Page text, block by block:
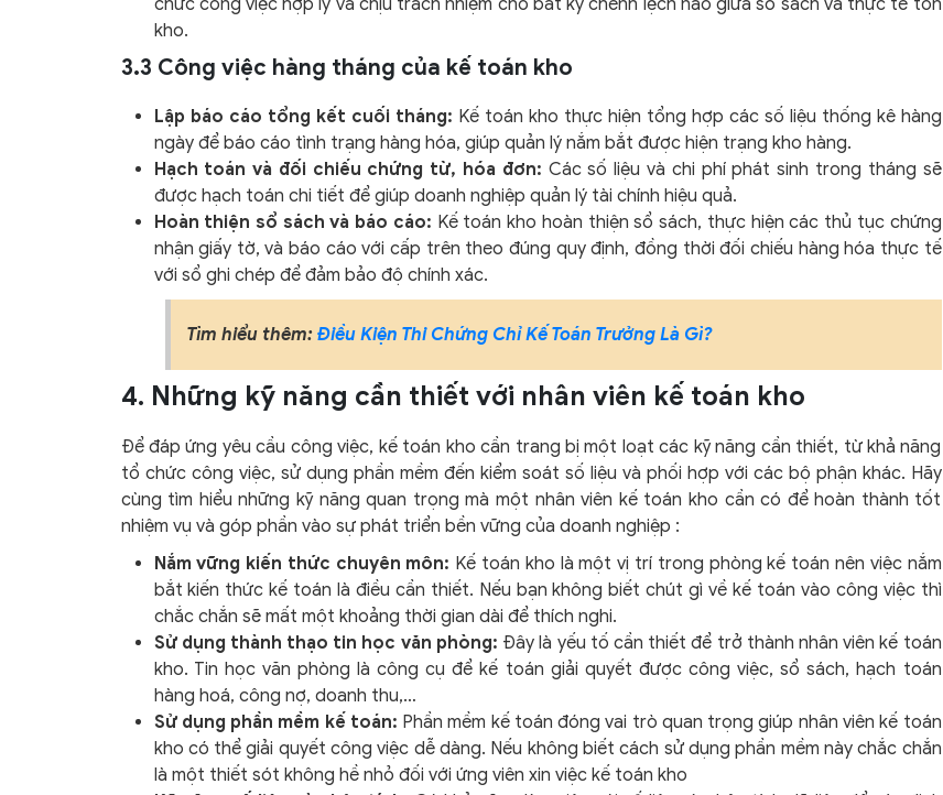
chức công việc hợp lý và chịu trách nhiệm cho bất kỳ chênh lệch nào giữa sổ sách và thực tế tồn
kho.
3.3 Công việc hàng tháng của kế toán kho
Lập báo cáo tổng kết cuối tháng: Kế toán kho thực hiện tổng hợp các số liệu thống kê hàng
ngày để báo cáo tình trạng hàng hóa, giúp quản lý nắm bắt được hiện trạng kho hàng.
Hạch toán và đối chiếu chứng từ, hóa đơn: Các số liệu và chi phí phát sinh trong tháng sẽ
được hạch toán chi tiết để giúp doanh nghiệp quản lý tài chính hiệu quả.
Hoàn thiện sổ sách và báo cáo: Kế toán kho hoàn thiện sổ sách, thực hiện các thủ tục chứng
nhận giấy tờ, và báo cáo với cấp trên theo đúng quy định, đồng thời đối chiếu hàng hóa thực tế
với sổ ghi chép để đảm bảo độ chính xác.
Tìm hiểu thêm: Điều Kiện Thi Chứng Chỉ Kế Toán Trưởng Là Gì?
4. Những kỹ năng cần thiết với nhân viên kế toán kho
Để đáp ứng yêu cầu công việc, kế toán kho cần trang bị một loạt các kỹ năng cần thiết, từ khả năng
tổ chức công việc, sử dụng phần mềm đến kiểm soát số liệu và phối hợp với các bộ phận khác. Hãy
cùng tìm hiểu những kỹ năng quan trọng mà một nhân viên kế toán kho cần có để hoàn thành tốt
nhiệm vụ và góp phần vào sự phát triển bền vững của doanh nghiệp :
Nắm vững kiến thức chuyên môn: Kế toán kho là một vị trí trong phòng kế toán nên việc nắm
bắt kiến thức kế toán là điều cần thiết. Nếu bạn không biết chút gì về kế toán vào công việc thì
chắc chắn sẽ mất một khoảng thời gian dài để thích nghi.
Sử dụng thành thạo tin học văn phòng: Đây là yếu tố cần thiết để trở thành nhân viên kế toán
kho. Tin học văn phòng là công cụ để kế toán giải quyết được công việc, sổ sách, hạch toán
hàng hoá, công nợ, doanh thu,…
Sử dụng phần mềm kế toán: Phần mềm kế toán đóng vai trò quan trọng giúp nhân viên kế toán
kho có thể giải quyết công việc dễ dàng. Nếu không biết cách sử dụng phần mềm này chắc chắn
là một thiết sót không hề nhỏ đối với ứng viên xin việc kế toán kho